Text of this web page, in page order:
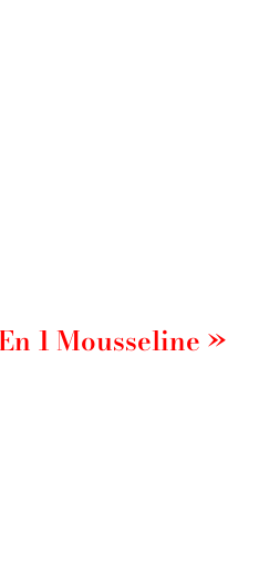
1 Mousseline »